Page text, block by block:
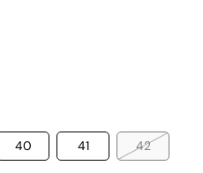
40 41 42